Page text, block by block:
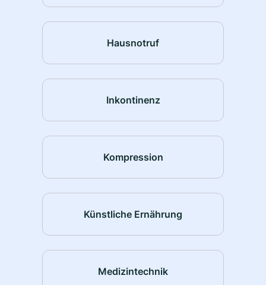
Hausnotruf
Inkontinenz
Kompression
Künstliche Ernährung
Medizintechnik